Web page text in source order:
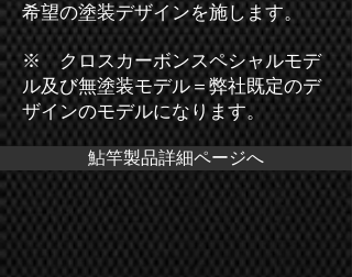
希望の塗装デザインを施します。
※ クロスカーボンスペシャルモデ
ル及び無塗装モデル＝弊社既定のデ
ザインのモデルになります。
鮎竿製品詳細ページへ